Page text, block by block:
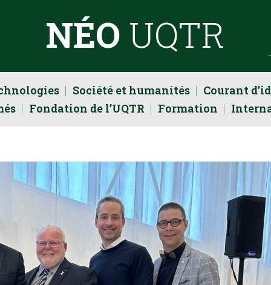
NÉO UQTR
Société et humanités
Courant
Fondation de l’UQTR Formation